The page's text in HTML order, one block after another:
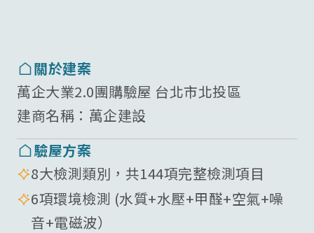
關於建案
萬企大業2.0團購驗屋 台北市北投區
建商名稱： 萬企建設
驗屋方案
8大檢測類別，共144項完整檢測項目
6項環境檢測 (水質+水壓+甲醛+空氣+噪
音+電磁波）